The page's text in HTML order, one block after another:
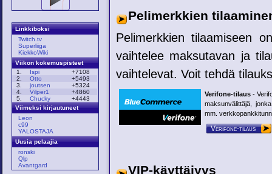
Linkkiboksi
Twitch.tv
Superliiga
KiekkoWiki
Viikon kokemuspisteet
1.
Ispi
+7108
2.
Otto
+5493
3.
joutsen
+5324
4.
Vilper1
+4860
5.
Chucky
+4443
Viimeksi kirjautuneet
Leon
c99
YALOSTAJA
Uusia pelaajia
ronski
Qlp
Avantgard
Pelimerkkien
Pelimerkkien tilaamiseen
vaihtelee maksutavan ja
vaihtelevat. Voit tehdä
Verifone-tilaus-
maksunvälittäjä,
mm.
Verifone-tilaus
VIP-käyttäjyys